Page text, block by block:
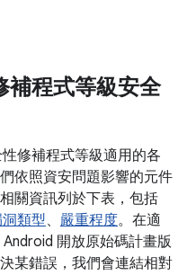
程式等級安全
修補程式等級適用的各
依照資安問題影響的元件
關資訊列於下表，包括
類型、 嚴重程度。在適
開放原始碼計畫版
某錯誤，我們會連結相對